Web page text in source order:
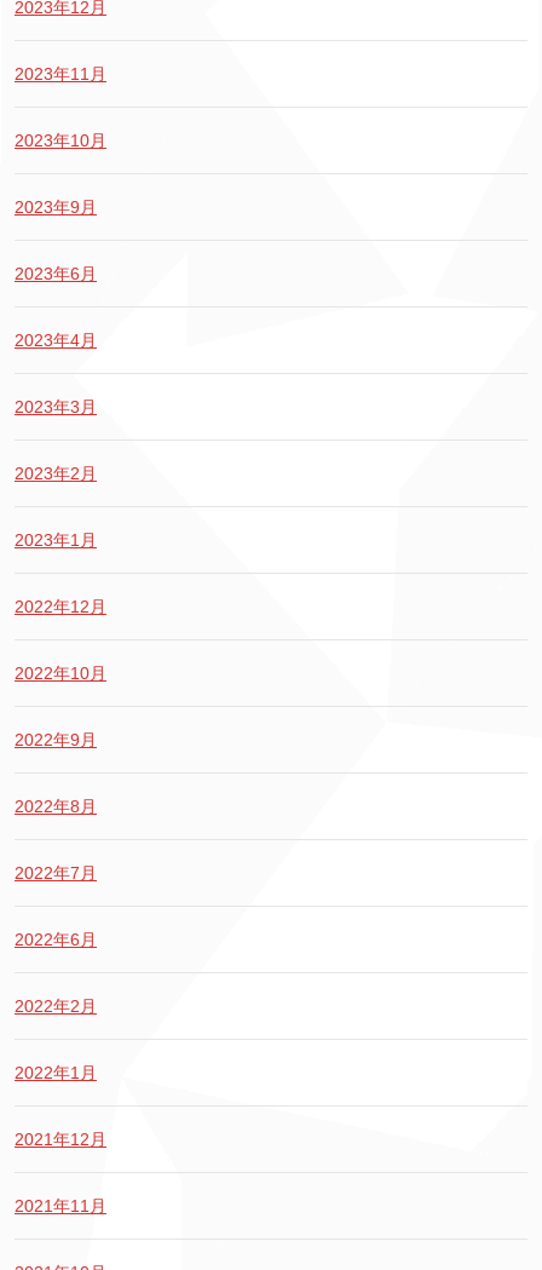
2023年12月
2023年11月
2023年10月
2023年9月
2023年6月
2023年4月
2023年3月
2023年2月
2023年1月
2022年12月
2022年10月
2022年9月
2022年8月
2022年7月
2022年6月
2022年2月
2022年1月
2021年12月
2021年11月